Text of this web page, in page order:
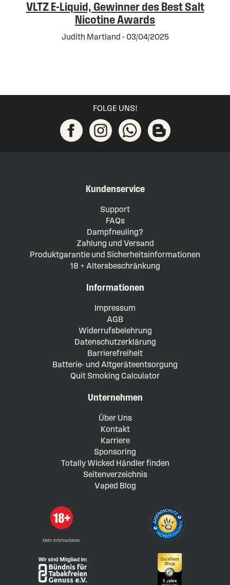
VLTZ E-Liquid, Gewinner des Best Salt
Nicotine Awards
Judith Martland - 03/04/2025
FOLGE UNS!
Kundenservice
Support
FAQs
Dampfneuling?
Zahlung und Versand
Produktgarantie und Sicherheitsinformationen
18 + Altersbeschränkung
Informationen
Impressum
AGB
Widerrufsbelehrung
Datenschutzerklärung
Barrierefreiheit
Batterie- und Altgeräteentsorgung
Quit Smoking Calculator
Unternehmen
Über Uns
Kontakt
Karriere
Sponsoring
Totally Wicked Händler finden
Seitenverzeichnis
Vaped Blog
Mehr Informationen